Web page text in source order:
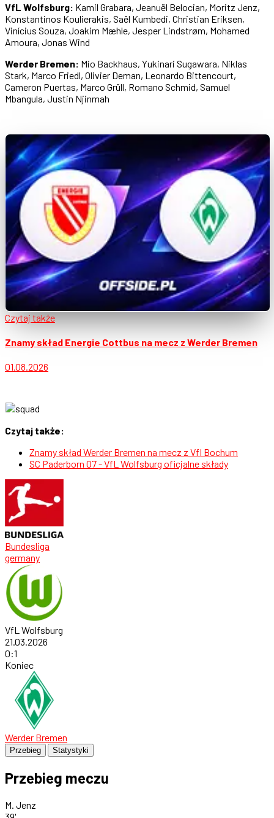
VfL Wolfsburg: Kamil Grabara, Jeanuël Belocian, Moritz Jenz,
Konstantinos Koulierakis, Saël Kumbedi, Christian Eriksen,
Vinícius Souza, Joakim Mæhle, Jesper Lindstrøm, Mohamed
Amoura, Jonas Wind
Werder Bremen: Mio Backhaus, Yukinari Sugawara, Niklas
Stark, Marco Friedl, Olivier Deman, Leonardo Bittencourt,
Cameron Puertas, Marco Grüll, Romano Schmid, Samuel
Mbangula, Justin Njinmah
Czytaj także
Znamy skład Energie Cottbus na mecz z Werder Bremen
01.08.2026
Czytaj także:
Znamy skład Werder Bremen na mecz z Vfl Bochum
SC Paderborn 07 - VfL Wolfsburg oficjalne składy
Bundesliga
germany
VfL Wolfsburg
21.03.2026
0:1
Koniec
Werder Bremen
Przebieg Statystyki
Przebieg meczu
M. Jenz